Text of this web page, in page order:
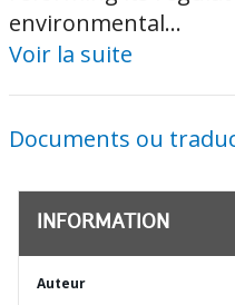
environmental...
Voir la suite
Documents ou
INFORMATION
Auteur